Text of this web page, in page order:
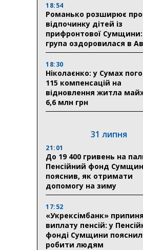
18:54
Романько розширює
відпочинку дітей із
прифронтової
група оздоровилася в
18:30
Ніколаєнко: у Сумах
115 компенсацій на
відновлення житла
6,6 млн грн
31 липня
21:01
До 19 400 гривень на
Пенсійний фонд
пояснив, як отримати
допомогу на зиму
17:52
«Укрексімбанк»
виплату пенсій: у
фонді Сумщини
робити людям